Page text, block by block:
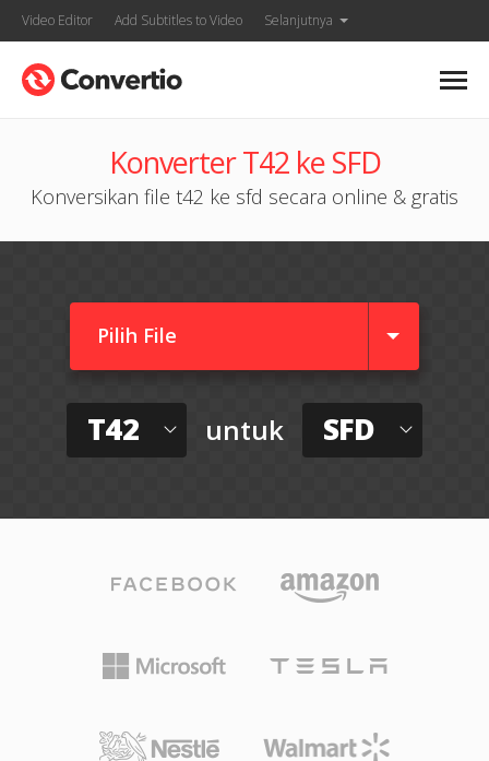
Video Editor Add Subtitles to Video Selanjutnya
Konverter T42 ke SFD
Konversikan file t42 ke sfd secara online & gratis
Pilih File
T42 untuk SFD